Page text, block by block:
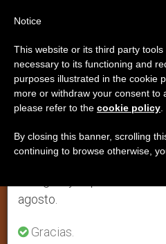
Perú: El cardenal
los comienzos de
Cenáculo» en
LIMA, viernes, 3 junio
su labor en la capital
Aviso importante
Del 27 de julio al 7 de
anual, aprovechando que
se generan menos
agosto.
Gracias.
Notice
This website or its third party
necessary to its functioning and
purposes illustrated in the cookie
more or withdraw your consent to
please refer to the cookie policy
By closing this banner, scrolling
continuing to browse otherwise,